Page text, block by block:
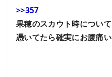
>>357
果穂のスカウト時につい
憑いてたら確実にお腹痛